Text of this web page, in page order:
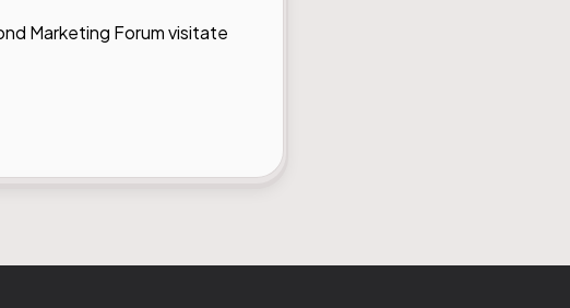
Marketing Forum visitate